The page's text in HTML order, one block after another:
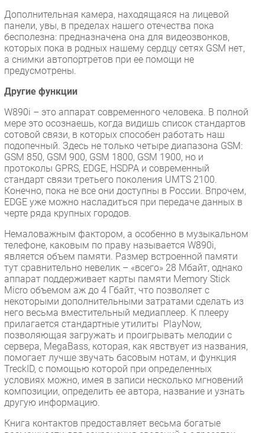
Дополнительная камера, находящаяся на лицевой
панели, увы, в пределах нашего отечества пока
бесполезна: предназначена она для видеозвонков,
которых пока в родных нашему сердцу сетях GSM нет,
а снимки автопортретов при ее помощи не
предусмотрены.
Другие функции
W890i – это аппарат современного человека. В полной
мере это осознаешь, когда видишь список стандартов
сотовой связи, в которых способен работать наш
подопечный. Здесь не только четыре диапазона GSM:
GSM 850, GSM 900, GSM 1800, GSM 1900, но и
протоколы GPRS, EDGE, HSDPA и современный
стандарт связи третьего поколения UMTS 2100.
Конечно, пока не все они доступны в России. Впрочем,
EDGE уже можно насладиться при передаче данных в
черте ряда крупных городов.
Немаловажным фактором, а особенно в музыкальном
телефоне, каковым по праву называется W890i,
является объем памяти. Размер встроенной памяти
тут сравнительно невелик – «всего» 28 Мбайт, однако
аппарат поддерживает карты памяти Memory Stick
Micro объемом аж до 4 Гбайт, что позволяет с
некоторыми дополнительными затратами сделать из
него весьма вместительный медиаплеер. К плееру
прилагается стандартные утилиты PlayNow,
позволяющая загружать и проигрывать мелодии с
сервера, MegaBass, которая, как явствует из названия,
помогает лучше звучать басовым нотам, и функция
TreckID, с помощью которой при определенных
условиях можно, имея в записи несколько мгновений
композиции, определить ее автора, название и узнать
другую информацию.
Книга контактов предоставляет весьма богатые